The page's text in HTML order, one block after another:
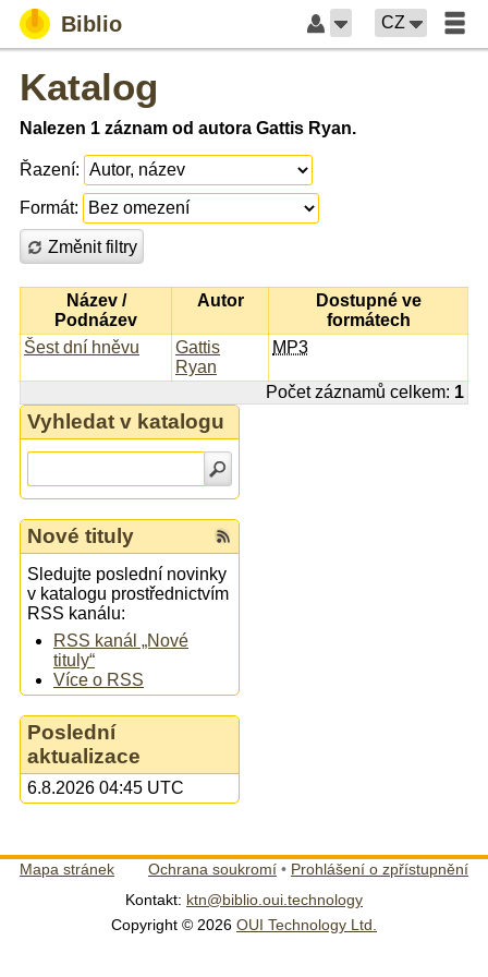
Biblio CZ
Katalog
Nalezen 1 záznam od autora Gattis Ryan.
Řazení:
Formát:
Změnit filtry
Název /
Podnázev
Autor
Dostupné ve
formátech
Šest dní hněvu
Gattis
Ryan
MP3
Počet záznamů celkem: 1
Vyhledat v katalogu
Nové tituly
Sledujte poslední novinky
v katalogu prostřednictvím
RSS kanálu:
RSS kanál „Nové
tituly“
Více o RSS
Poslední
aktualizace
6.8.2026 04:45 UTC
Mapa stránek Ochrana soukromí • Prohlášení o zpřístupnění
Kontakt: ktn@biblio.oui.technology
Copyright © 2026 OUI Technology Ltd.